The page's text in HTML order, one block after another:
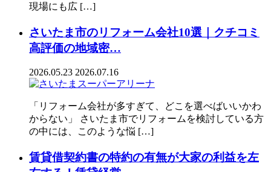
現場にも広 […]
さいたま市のリフォーム会社10選｜クチコミ
高評価の地域密…
2026.05.23 2026.07.16
「リフォーム会社が多すぎて、どこを選べばいいかわ
からない」 さいたま市でリフォームを検討している方
の中には、このような悩 […]
賃貸借契約書の特約の有無が大家の利益を左